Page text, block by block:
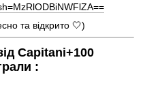
та відкрито 🤍)
Capitani+100
: